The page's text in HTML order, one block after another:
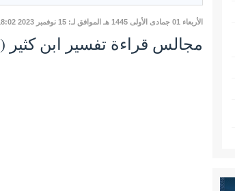
الأربعاء 01 جمادى الأولى 1445 هـ الموافق لـ: 15 نوفمبر 2023 18:02
مجالس قراءة تفسير ابن كثير (102) سورة البقرة، تابع الآية 228